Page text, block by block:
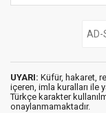
UYARI: Küfür, hakaret,
içeren, imla kuralları ile
Türkçe karakter
onaylanmamaktadır.